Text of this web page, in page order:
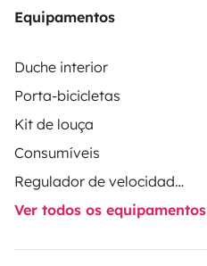
Equipamentos
Duche interior
Porta-bicicletas
Kit de louça
Consumíveis
Regulador de velocidade / Cruise Control
Ver todos os equipamentos